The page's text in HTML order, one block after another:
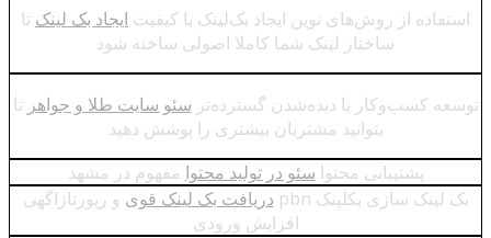
استفاده از روش‌های نوین ایجاد بک‌لینک با کیفیت ایجاد بک لینک تا
ساختار لینک شما کاملا اصولی ساخته شود
توسعه کسب‌وکار با دیده‌شدن گسترده‌تر سئو سایت طلا و جواهر تا
بتوانید مشتریان بیشتری را پوشش دهید
پشتیبانی محتوا سئو در تولید محتوا مفهوم در مشهد
بک لینک سازی بکلینک pbn
دریافت بک لینک قوی و رپورتاژاگهی
افزایش ورودی